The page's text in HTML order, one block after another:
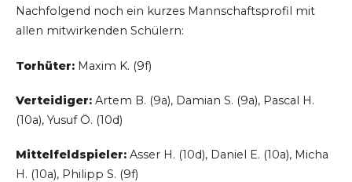
Nachfolgend noch ein kurzes Mannschaftsprofil mit
allen mitwirkenden Schülern:
Torhüter: Maxim K. (9f)
Verteidiger: Artem B. (9a), Damian S. (9a), Pascal H.
(10a), Yusuf Ö. (10d)
Mittelfeldspieler: Asser H. (10d), Daniel E. (10a), Micha
H. (10a), Philipp S. (9f)